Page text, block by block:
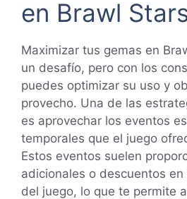
en Brawl
Maximizar tus gemas en
un desafío, pero con los
puedes optimizar su uso y
provecho. Una de las
es aprovechar los eventos
temporales que el juego
Estos eventos suelen
adicionales o descuentos
del juego, lo que te permite